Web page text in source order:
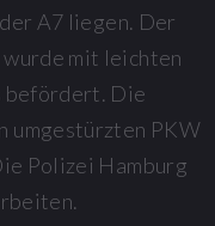
A7 liegen. Der
mit leichten
befördert. Die
umgestürzten PKW
Polizei Hamburg